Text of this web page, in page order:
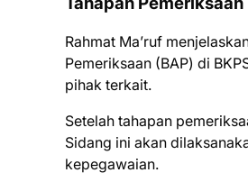
Rahmat Ma’ruf
Pemeriksaan (BAP) di
pihak terkait.
Setelah tahapan
Sidang ini akan
kepegawaian.